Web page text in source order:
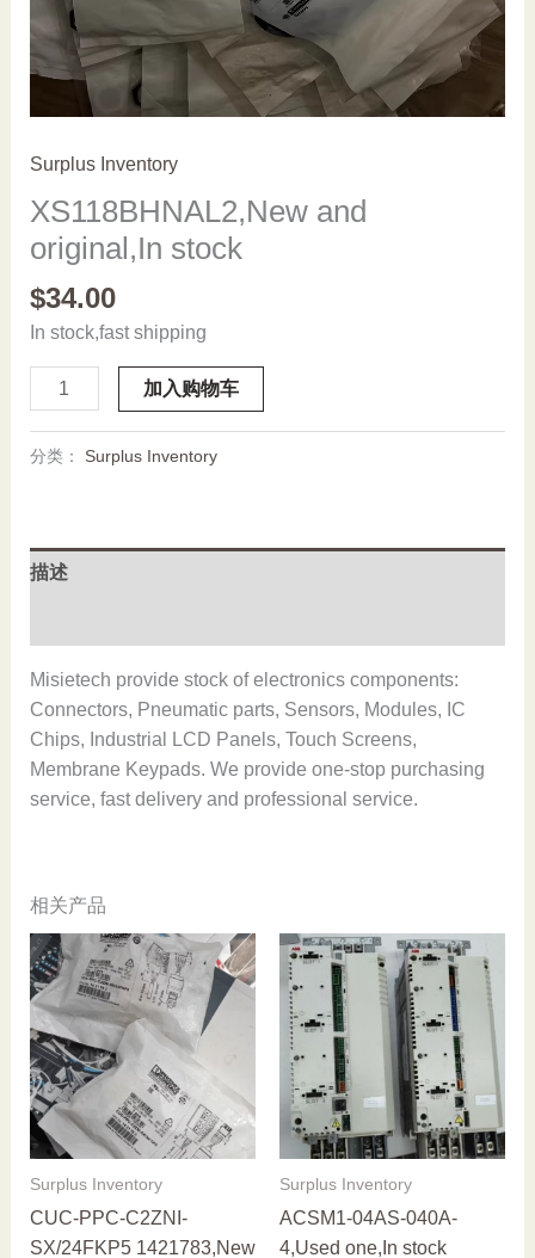
Surplus Inventory
XS118BHNAL2,New and
original,In stock
$34.00
In stock,fast shipping
XS118BHNAL2,New
and
stock
加入购物车
分类： Surplus Inventory
描述
Misietech provide stock of electronics components:
Connectors, Pneumatic parts, Sensors, Modules, IC
Chips, Industrial LCD Panels, Touch Screens,
Membrane Keypads. We provide one-stop purchasing
service, fast delivery and professional service.
相关产品
Surplus Inventory
CUC-PPC-C2ZNI-
SX/24FKP5 1421783,New
Surplus Inventory
ACSM1-04AS-040A-
4,Used one,In stock